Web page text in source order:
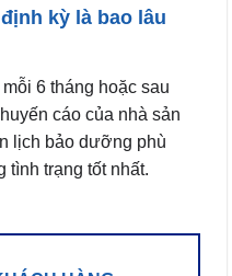
kỳ là bao lâu
6 tháng hoặc sau
cáo của nhà sản
lịch bảo dưỡng phù
tình trạng tốt nhất.